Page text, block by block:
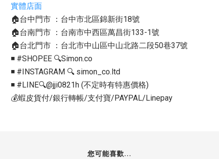
實體店面
🏠台中門市 ：台中市北區錦新街18號
🏠台南門市 ：台南市中西區萬昌街133-1號
🏠台北門市 ：台北市中山區中山北路二段50巷37號
◾️ #SHOPEE 🔍Simon.co
◾️ #INSTAGRAM 🔍 simon_co.ltd
◾️ #LINE🔍@jji0821h (不定時有特惠價格)
💰蝦皮貨付/銀行轉帳/支付寶/PAYPAL/Linepay
您可能喜歡...